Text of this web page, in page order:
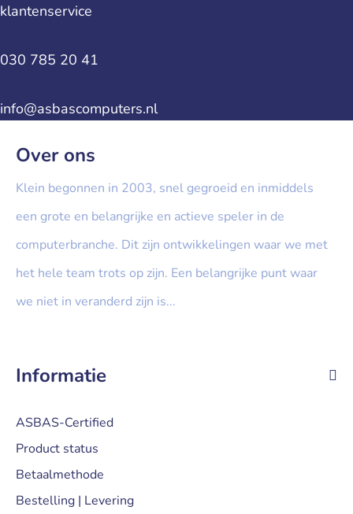
klantenservice
030 785 20 41
info@asbascomputers.nl
Over ons
Klein begonnen in 2003, snel gegroeid en inmiddels
een grote en belangrijke en actieve speler in de
computerbranche. Dit zijn ontwikkelingen waar we met
het hele team trots op zijn. Een belangrijke punt waar
we niet in veranderd zijn is...
Informatie
ASBAS-Certified
Product status
Betaalmethode
Bestelling | Levering